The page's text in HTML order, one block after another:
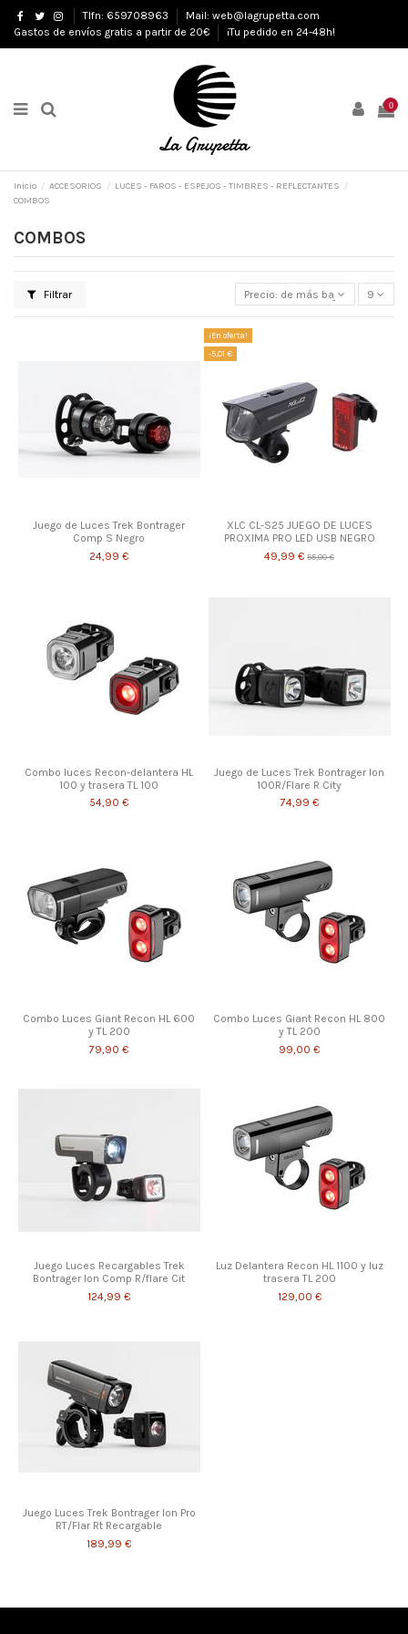
Tlfn: 659708963
Mail: web@lagrupetta.com
Gastos de envíos gratis a partir de 20€
¡Tu pedido en 24-48h!
0
Inicio ACCESORIOS
LUCES - FAROS - ESPEJOS - TIMBRES - REFLECTANTES
COMBOS
COMBOS
Filtrar Precio: de más bajo a más alto
9
Juego de Luces Trek Bontrager
Comp S Negro
24,99 €
¡En oferta!
-5,01 €
XLC CL-S25 JUEGO DE LUCES
PROXIMA PRO LED USB NEGRO
49,99 € 55,00 €
Combo luces Recon-delantera HL
100 y trasera TL 100
54,90 €
Juego de Luces Trek Bontrager Ion
100R/Flare R City
74,99 €
Combo Luces Giant Recon HL 600
y TL 200
79,90 €
Combo Luces Giant Recon HL 800
y TL 200
99,00 €
Juego Luces Recargables Trek
Bontrager Ion Comp R/flare Cit
124,99 €
Luz Delantera Recon HL 1100 y luz
trasera TL 200
129,00 €
Juego Luces Trek Bontrager Ion Pro
RT/Flar Rt Recargable
189,99 €